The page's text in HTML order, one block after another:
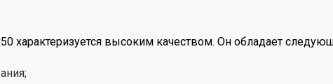
характеризуется высоким качеством. Он обладает